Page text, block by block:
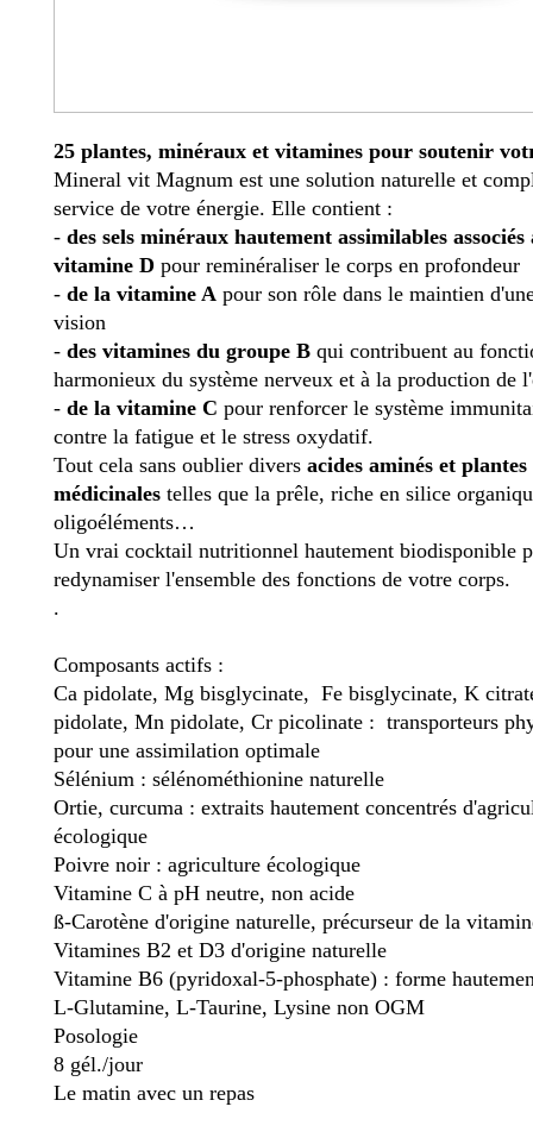
25 plantes, minéraux et vitamines pour soutenir
Mineral vit Magnum est une solution naturelle et
service de votre énergie. Elle contient :
- des sels minéraux hautement assimilables associés
vitamine D pour reminéraliser le corps en profondeur
- de la vitamine A pour son rôle dans le maintien
vision
- des vitamines du groupe B qui contribuent au
harmonieux du système nerveux et à la production de
- de la vitamine C pour renforcer le système
contre la fatigue et le stress oxydatif.
Tout cela sans oublier divers acides aminés et plantes
médicinales telles que la prêle, riche en silice
oligoéléments…
Un vrai cocktail nutritionnel hautement biodisponible
redynamiser l'ensemble des fonctions de votre corps.
.
Composants actifs :
Ca pidolate, Mg bisglycinate, Fe bisglycinate, K
pidolate, Mn pidolate, Cr picolinate : transporteurs
pour une assimilation optimale
Sélénium : sélénométhionine naturelle
Ortie, curcuma : extraits hautement concentrés
écologique
Poivre noir : agriculture écologique
Vitamine C à pH neutre, non acide
ß-Carotène d'origine naturelle, précurseur de la
Vitamines B2 et D3 d'origine naturelle
Vitamine B6 (pyridoxal-5-phosphate) : forme
L-Glutamine, L-Taurine, Lysine non OGM
Posologie
8 gél./jour
Le matin avec un repas